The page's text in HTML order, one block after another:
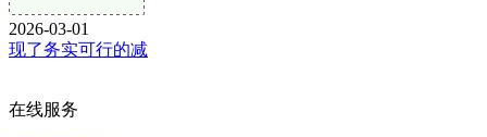
2026-03-01
现了务实可行的减
在线服务